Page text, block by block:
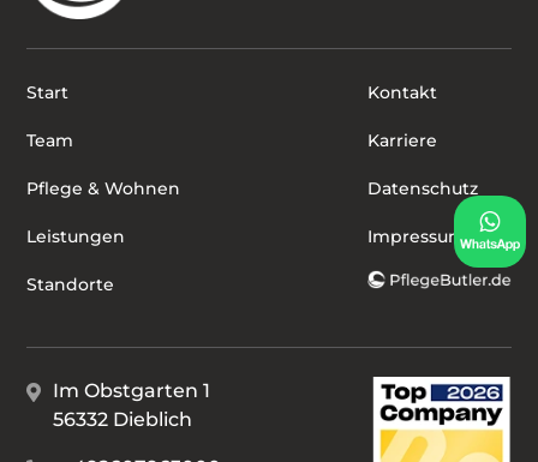
Start
Team
Pflege & Wohnen
Leistungen
Standorte
Kontakt
Karriere
Datenschutz
Impressum
Im Obstgarten 1
56332 Dieblich